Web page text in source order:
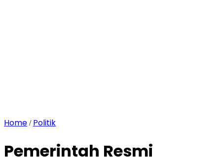
Home / Politik
Pemerintah Resmi